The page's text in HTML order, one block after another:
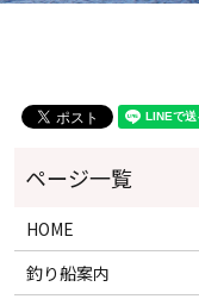
HOME
釣り船案内